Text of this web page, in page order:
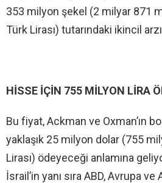
353 milyon şekel (2 milyar 871
Türk Lirası) tutarındaki ikincil
HİSSE İÇİN 755 MİLYON LİRA
Bu fiyat, Ackman ve Oxman’ın
yaklaşık 25 milyon dolar (755
Lirası) ödeyeceği anlamına
İsrail’in yanı sıra ABD, Avrupa ve